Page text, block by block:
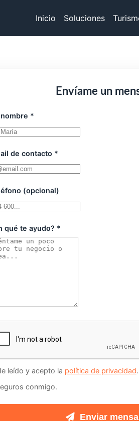
Inicio Soluciones
Envíame un
*
de contacto *
(opcional)
qué te ayudo? *
leído y acepto la política de privacidad
conmigo.
Enviar